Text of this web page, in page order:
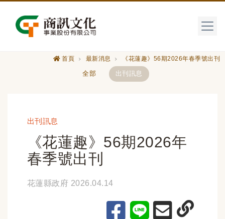
首頁 最新消息 《花蓮趣》56期2026年春季號出刊
全部 出刊訊息
出刊訊息
《花蓮趣》56期2026年
春季號出刊
花蓮縣政府 2026.04.14